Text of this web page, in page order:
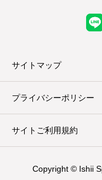
サイトマップ
プライバシーポリシー
サイトご利用規約
Copyright © Ishii